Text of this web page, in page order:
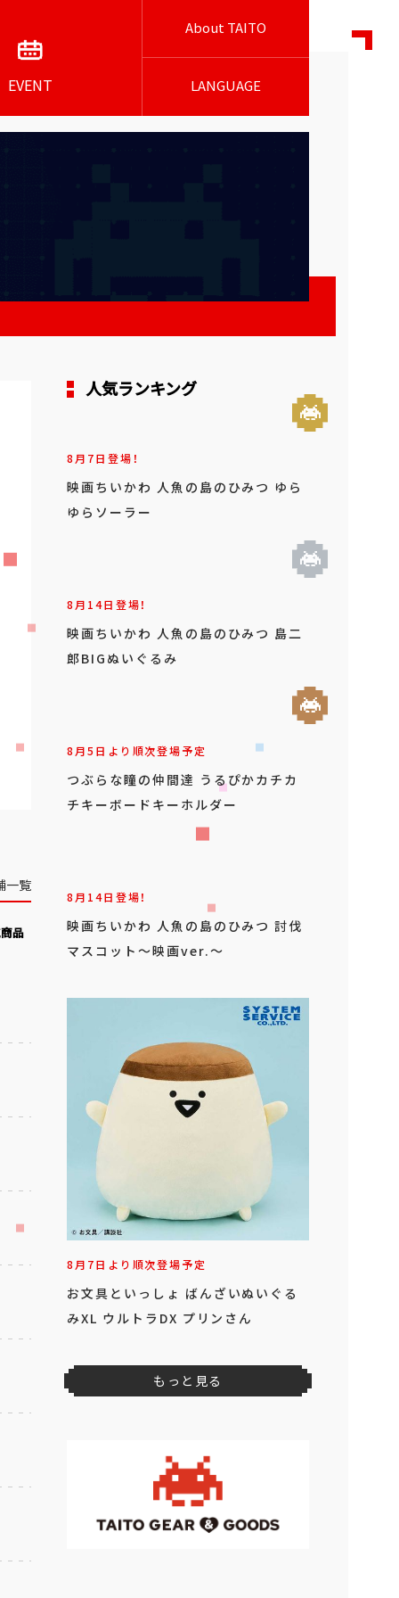
EVENT
About TAITO
LANGUAGE
一覧
品
人気ランキング
8月7日登場！
映画ちいかわ 人魚の島のひみつ ゆら
ゆらソーラー
8月14日登場！
映画ちいかわ 人魚の島のひみつ 島二
郎BIGぬいぐるみ
8月5日より順次登場予定
つぶらな瞳の仲間達 うるぴかカチカ
チキーボードキーホルダー
8月14日登場！
映画ちいかわ 人魚の島のひみつ 討伐
マスコット～映画ver.～
8月7日より順次登場予定
お文具といっしょ ばんざいぬいぐる
みXL ウルトラDX プリンさん
もっと見る